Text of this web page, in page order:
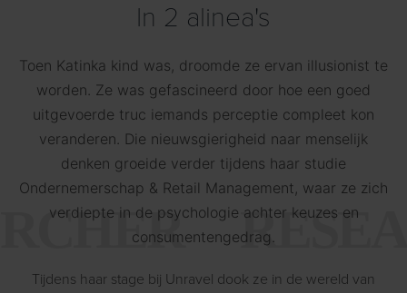
In 2 alinea's
Toen Katinka kind was, droomde ze ervan illusionist te
worden. Ze was gefascineerd door hoe een goed
uitgevoerde truc iemands perceptie compleet kon
veranderen. Die nieuwsgierigheid naar menselijk
denken groeide verder tijdens haar studie
Ondernemerschap & Retail Management, waar ze zich
verdiepte in de psychologie achter keuzes en
consumentengedrag.
Tijdens haar stage bij Unravel dook ze in de wereld van